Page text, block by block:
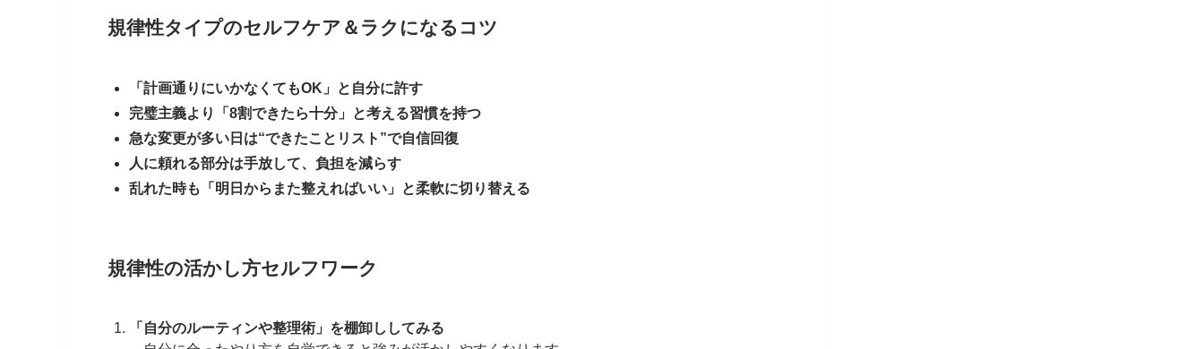
規律性タイプのセルフケア＆ラクになるコツ
「計画通りにいかなくてもOK」と自分に許す
完璧主義より「8割できたら十分」と考える習慣を持つ
急な変更が多い日は“できたことリスト”で自信回復
人に頼れる部分は手放して、負担を減らす
乱れた時も「明日からまた整えればいい」と柔軟に切り替える
規律性の活かし方セルフワーク
「自分のルーティンや整理術」を棚卸ししてみる